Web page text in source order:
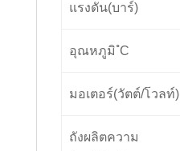
แรงดัน(บาร์)
อุณหภูมิ ํC
มอเตอร์(วัตต์/โวลท์)
ถังผลิตความ